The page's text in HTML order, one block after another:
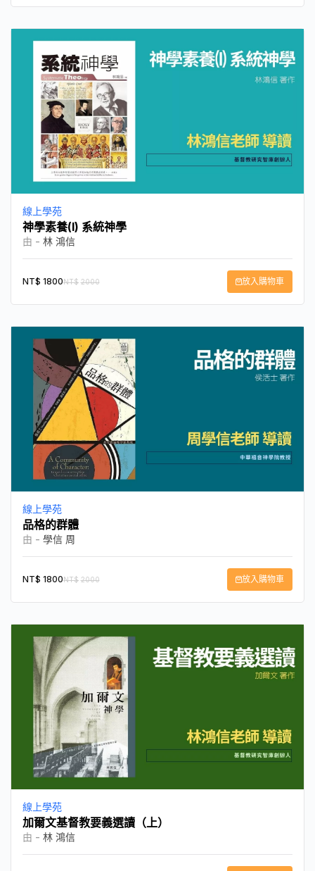
線上學苑
神學素養(I) 系統神學
由 - 林 鴻信
NT$ 2000
NT$ 1800 放入購物車
線上學苑
品格的群體
由 - 學信 周
NT$ 2000
NT$ 1800 放入購物車
線上學苑
加爾文基督教要義選讀（上）
由 - 林 鴻信